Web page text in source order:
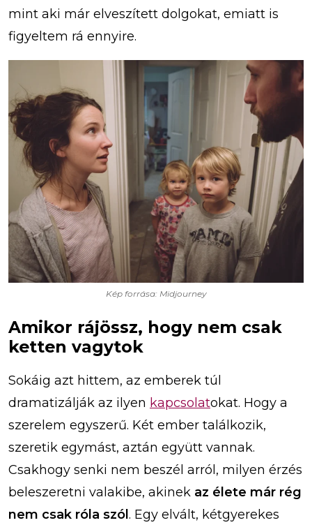
mint aki már elveszített dolgokat, emiatt is
figyeltem rá ennyire.
Kép forrása: Midjourney
Amikor rájössz, hogy nem csak
ketten vagytok
Sokáig azt hittem, az emberek túl
dramatizálják az ilyen kapcsolatokat. Hogy a
szerelem egyszerű. Két ember találkozik,
szeretik egymást, aztán együtt vannak.
Csakhogy senki nem beszél arról, milyen érzés
beleszeretni valakibe, akinek az élete már rég
nem csak róla szól . Egy elvált, kétgyerekes